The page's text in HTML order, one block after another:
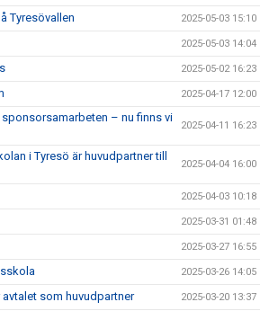
Tyresövallen 2025-05-03 15:10
2025-05-03 14:04
2025-05-02 16:23
2025-04-17 12:00
– nu finns vi
2025-04-11 16:23
i Tyresö är huvudpartner till
2025-04-04 16:00
2025-04-03 10:18
2025-03-31 01:48
2025-03-27 16:55
2025-03-26 14:05
som huvudpartner 2025-03-20 13:37